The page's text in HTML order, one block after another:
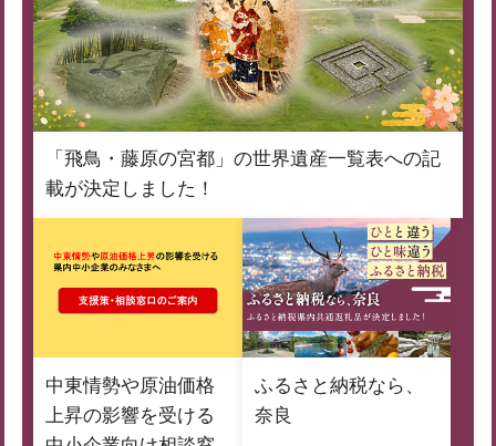
「飛鳥・藤原の宮都」の世界遺産一覧表への記
載が決定しました！
中東情勢や原油価格
上昇の影響を受ける
ふるさと納税なら、
奈良